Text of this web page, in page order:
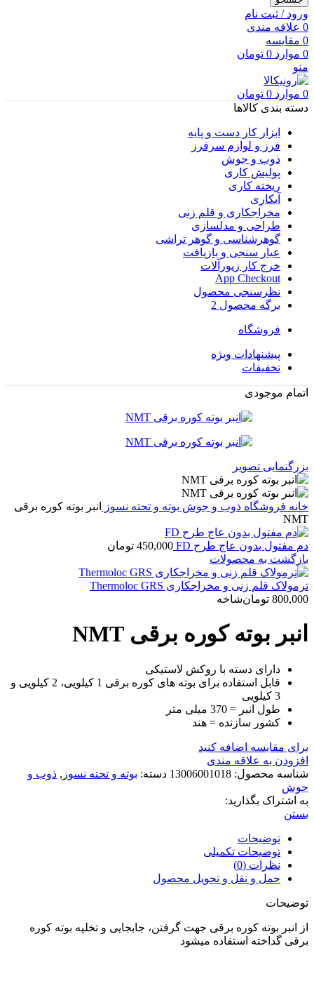
ورود / ثبت نام
0 علاقه مندی
0 مقایسه
0 موارد 0 تومان
منو
0 موارد 0 تومان
دسته بندی کالاها
ابزار کار دست و پایه
فرز و لوازم سرفرز
ذوب و جوش
پولیش کاری
ریخته کاری
آبکاری
مخراجکاری و قلم زنی
طراحی و مدلسازی
گوهرشناسی و گوهر تراشی
عیار سنجی و بازیافت
خرج کار زیورآلات
App Checkout
نظرسنجی محصول
برگه محصول 2
فروشگاه
پیشنهادات ویژه
تخفیفات
اتمام موجودی
بزرگنمایی تصویر
خانه فروشگاه ذوب و جوش بوته و تحته نسوز
انبر بوته کوره برقی
NMT
دم مفتول بدون عاج طرح FD 450,000 تومان
بازگشت به محصولات
ترمولاک قلم زنی و مخراجکاری Thermoloc GRS
800,000 تومانشاخه
انبر بوته کوره برقی NMT
دارای دسته با روکش لاستیکی
قابل استفاده برای بوته های کوره برقی 1 کیلویی، 2 کیلویی و
3 کیلویی
طول انبر = 370 میلی متر
کشور سازنده = هند
برای مقایسه اضافه کنید
افزودن به علاقه مندی
شناسه محصول: 13006001018 دسته: بوته و تحته نسوز , ذوب و
جوش
به اشتراک بگذارید:
بستن
توضیحات
توضیحات تکمیلی
نظرات (0)
حمل و نقل و تحویل محصول
توضیحات
از انبر بوته کوره برقی جهت گرفتن، جابجایی و تخلیه بوته کوره
برقی گداخته استفاده میشود